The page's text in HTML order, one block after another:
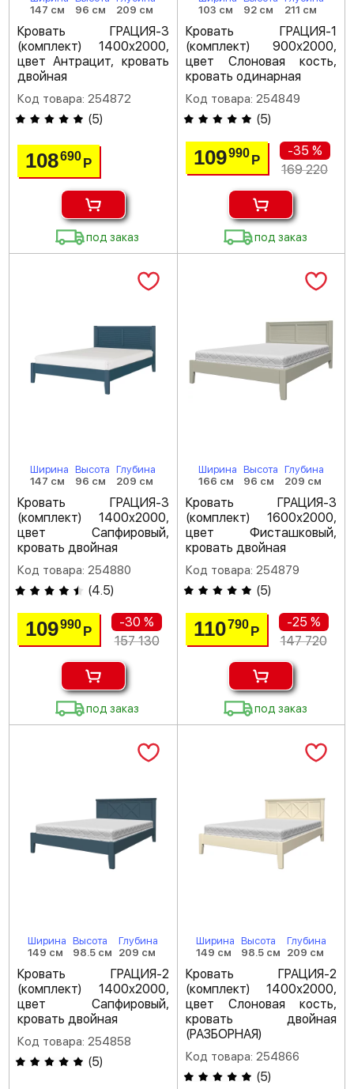
147 см
96 см
209 см
Кровать ГРАЦИЯ-3
(комплект) 1400х2000,
цвет Антрацит, кровать
двойная
Код товара: 254872
(5)
108690Р
под заказ
103 см
92 см
211 см
Кровать ГРАЦИЯ-1
(комплект) 900х2000,
цвет Слоновая кость,
кровать одинарная
Код товара: 254849
(5)
109990 Р
-35 %
169 220
под заказ
Ширина
147 см
Высота
96 см
Глубина
209 см
Кровать ГРАЦИЯ-3
(комплект) 1400х2000,
цвет Сапфировый,
кровать двойная
Код товара: 254880
(4.5)
109990Р
-30 %
157 130
под заказ
Ширина
166 см
Высота
96 см
Глубина
209 см
Кровать ГРАЦИЯ-3
(комплект) 1600х2000,
цвет Фисташковый,
кровать двойная
Код товара: 254879
(5)
110790 Р
-25 %
147 720
под заказ
Ширина
149 см
Высота
98.5 см
Глубина
209 см
Кровать ГРАЦИЯ-2
(комплект) 1400х2000,
цвет Сапфировый,
кровать двойная
Код товара: 254858
(5)
Ширина
149 см
Высота
98.5 см
Глубина
209 см
Кровать ГРАЦИЯ-2
(комплект) 1400х2000,
цвет Слоновая кость,
кровать двойная
(РАЗБОРНАЯ)
Код товара: 254866
(5)